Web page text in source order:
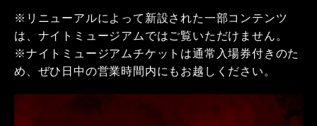
※リニューアルによって新設された一部コンテンツ
は、ナイトミュージアムではご覧いただけません。
※ナイトミュージアムチケットは通常入場券付きのた
め、ぜひ日中の営業時間内にもお越しください。